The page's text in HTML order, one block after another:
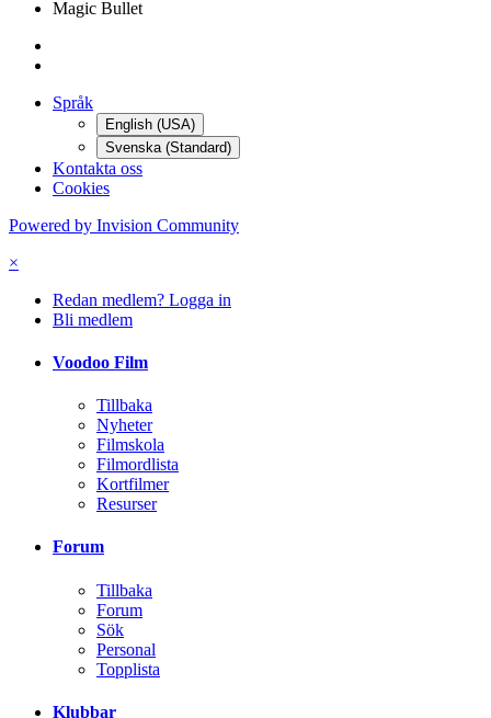
Magic Bullet
Språk
English (USA)
Svenska (Standard)
Kontakta oss
Cookies
Powered by Invision Community
×
Redan medlem? Logga in
Bli medlem
Voodoo Film
Tillbaka
Nyheter
Filmskola
Filmordlista
Kortfilmer
Resurser
Forum
Tillbaka
Forum
Sök
Personal
Topplista
Klubbar